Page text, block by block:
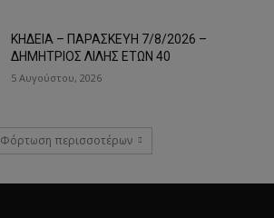
ΚΗΔΕΙΑ – ΠΑΡΑΣΚΕΥΗ 7/8/2026 –
ΔΗΜΗΤΡΙΟΣ ΛΙΛΗΣ ΕΤΩΝ 40
5 Αυγούστου, 2026
Φόρτωση περισσοτέρων